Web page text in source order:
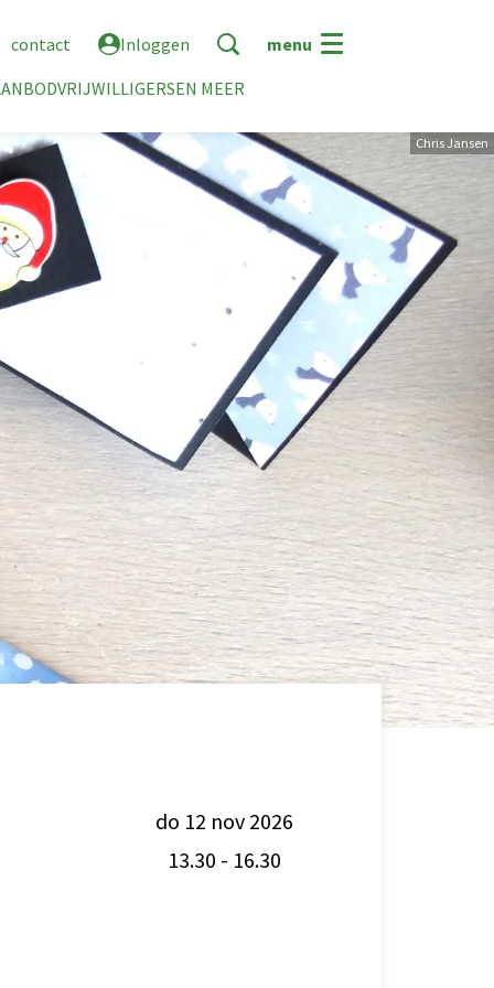
contact
Inloggen
VRIJWILLIGERSEN MEER
menu
Chris Jansen
do 12 nov 2026
13.30 - 16.30